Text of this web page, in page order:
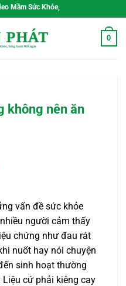
Khỏe, Sống Xanh Mỗi Ngày
0
không nên ăn
vấn đề sức khỏe
người cảm thấy
chứng như đau rát
nuốt hay nói chuyện
sinh hoạt thường
cứ phải kiêng cay